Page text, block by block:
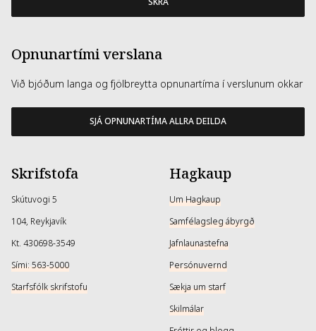
Opnunartími verslana
Við bjóðum langa og fjölbreytta opnunartíma í verslunum okkar
SJÁ OPNUNARTÍMA ALLRA DEILDA
Skrifstofa
Skútuvogi 5
104, Reykjavík
Kt. 430698-3549
Sími: 563-5000
Starfsfólk skrifstofu
Hagkaup
Um Hagkaup
Samfélagsleg ábyrgð
Jafnlaunastefna
Persónuvernd
Sækja um starf
Skilmálar